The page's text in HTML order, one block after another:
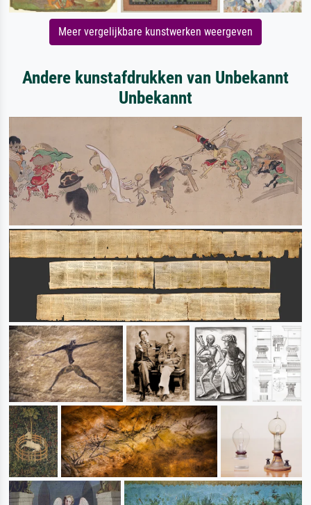
Meer vergelijkbare kunstwerken weergeven
Andere kunstafdrukken van Unbekannt
Unbekannt